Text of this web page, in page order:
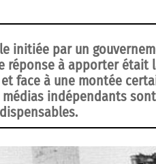
initiée par un
réponse à apporter était
face à une montée
médias indépendants